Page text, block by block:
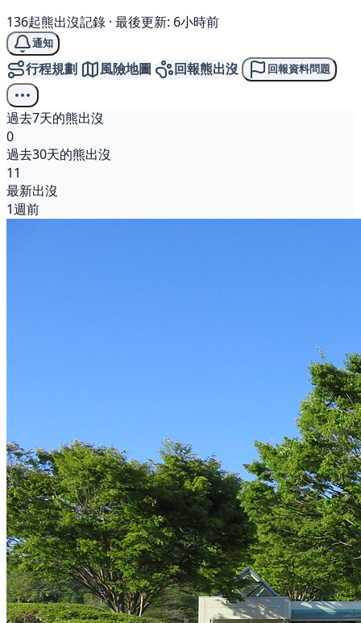
136起熊出沒記錄 · 最後更新: 6小時前
通知
行程規劃 風險地圖 回報熊出沒 回報資料問題
過去7天的熊出沒
0
過去30天的熊出沒
11
最新出沒
1週前